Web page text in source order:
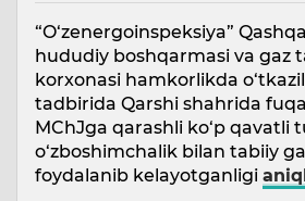
“O‘zenergoinspeksiya”
hududiy boshqarmasi va gaz
korxonasi hamkorlikda
tadbirida Qarshi shahrida
MChJga qarashli ko‘p qavatli
o‘zboshimchalik bilan tabiiy
foydalanib kelayotganligi